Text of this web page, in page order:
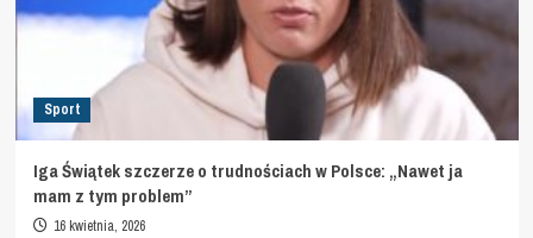
Sport
Iga Świątek szczerze o trudnościach w Polsce: „Nawet ja
mam z tym problem”
16 kwietnia, 2026